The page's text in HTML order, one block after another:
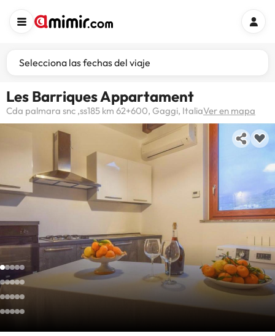
Selecciona las fechas del viaje
Les Barriques Appartament
Cda palmara snc ,ss185 km 62+600, Gaggi, ItaliaVer en mapa